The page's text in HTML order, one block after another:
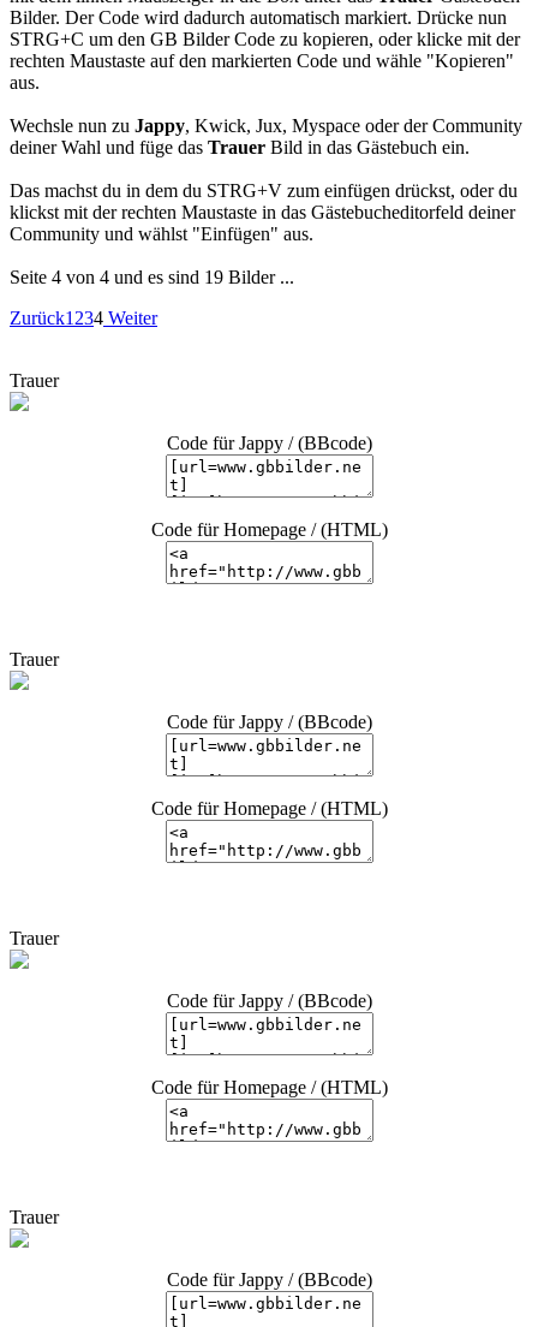
Bilder. Der Code wird dadurch automatisch markiert. Drücke nun
STRG+C um den GB Bilder Code zu kopieren, oder klicke mit der
rechten Maustaste auf den markierten Code und wähle "Kopieren"
aus.
Wechsle nun zu Jappy, Kwick, Jux, Myspace oder der Community
deiner Wahl und füge das Trauer Bild in das Gästebuch ein.
Das machst du in dem du STRG+V zum einfügen drückst, oder du
klickst mit der rechten Maustaste in das Gästebucheditorfeld deiner
Community und wählst "Einfügen" aus.
Seite 4 von 4 und es sind 19 Bilder ...
Zurück1 234 Weiter
Trauer
Code für Jappy / (BBcode)
Code für Homepage / (HTML)
Trauer
Code für Jappy / (BBcode)
Code für Homepage / (HTML)
Trauer
Code für Jappy / (BBcode)
Code für Homepage / (HTML)
Trauer
Code für Jappy / (BBcode)